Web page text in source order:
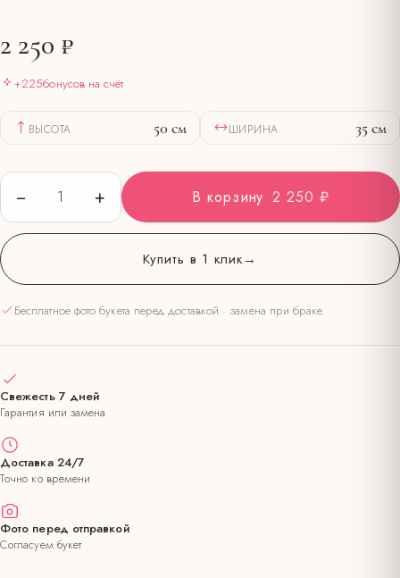
2 250 ₽
+225бонусов на счёт
ВЫСОТА 50 см ШИРИНА 35 см
− 1 + В корзину 2 250 ₽
Купить в 1 клик→
Бесплатное фото букета перед доставкой · замена при браке
Свежесть 7 дней
Гарантия или замена
Доставка 24/7
Точно ко времени
Фото перед отправкой
Согласуем букет